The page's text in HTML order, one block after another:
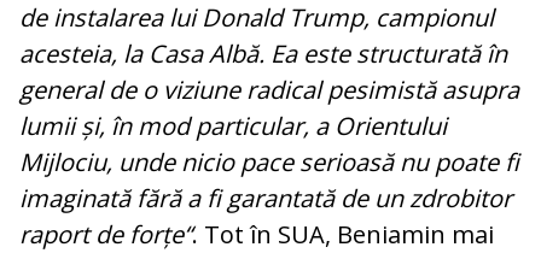
de instalarea lui Donald Trump, campionul
acesteia, la Casa Albă. Ea este structurată în
general de o viziune radical pesimistă asupra
lumii și, în mod particular, a Orientului
Mijlociu, unde nicio pace serioasă nu poate fi
imaginată fără a fi garantată de un zdrobitor
raport de forțe“. Tot în SUA, Beniamin mai